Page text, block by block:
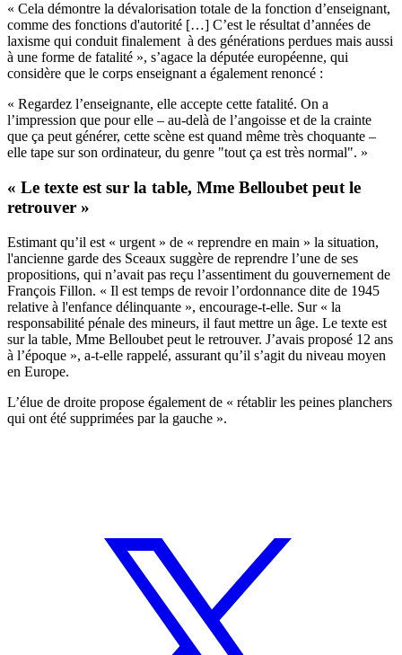
« Cela démontre la dévalorisation totale de la fonction d’enseignant,
comme des fonctions d'autorité […] C’est le résultat d’années de
laxisme qui conduit finalement à des générations perdues mais aussi
à une forme de fatalité », s’agace la députée européenne, qui
considère que le corps enseignant a également renoncé :
« Regardez l’enseignante, elle accepte cette fatalité. On a
l’impression que pour elle – au-delà de l’angoisse et de la crainte
que ça peut générer, cette scène est quand même très choquante –
elle tape sur son ordinateur, du genre "tout ça est très normal". »
« Le texte est sur la table, Mme Belloubet peut le
retrouver »
Estimant qu’il est « urgent » de « reprendre en main » la situation,
l'ancienne garde des Sceaux suggère de reprendre l’une de ses
propositions, qui n’avait pas reçu l’assentiment du gouvernement de
François Fillon. « Il est temps de revoir l’ordonnance dite de 1945
relative à l'enfance délinquante », encourage-t-elle. Sur « la
responsabilité pénale des mineurs, il faut mettre un âge. Le texte est
sur la table, Mme Belloubet peut le retrouver. J’avais proposé 12 ans
à l’époque », a-t-elle rappelé, assurant qu’il s’agit du niveau moyen
en Europe.
L’élue de droite propose également de « rétablir les peines planchers
qui ont été supprimées par la gauche ».